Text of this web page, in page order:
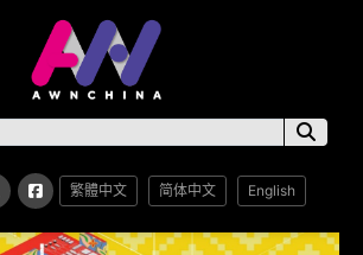
繁體中文 简体中文 English